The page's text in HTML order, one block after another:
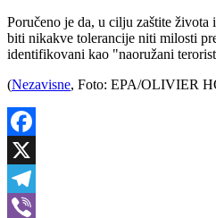
Poručeno je da, u cilju zaštite života
biti nikakve tolerancije niti milosti
identifikovani kao "naoružani
(Nezavisne, Foto: EPA/OLIVIER
Facebook
X
Telegram